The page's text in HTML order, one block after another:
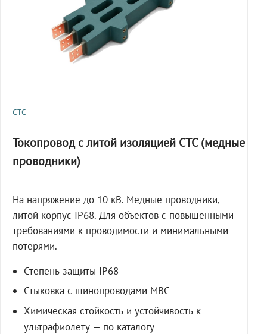
СТС
Токопровод с литой изоляцией СТС (медные
проводники)
На напряжение до 10 кВ. Медные проводники,
литой корпус IP68. Для объектов с повышенными
требованиями к проводимости и минимальными
потерями.
Степень защиты IP68
Стыковка с шинопроводами МВС
Химическая стойкость и устойчивость к
ультрафиолету — по каталогу